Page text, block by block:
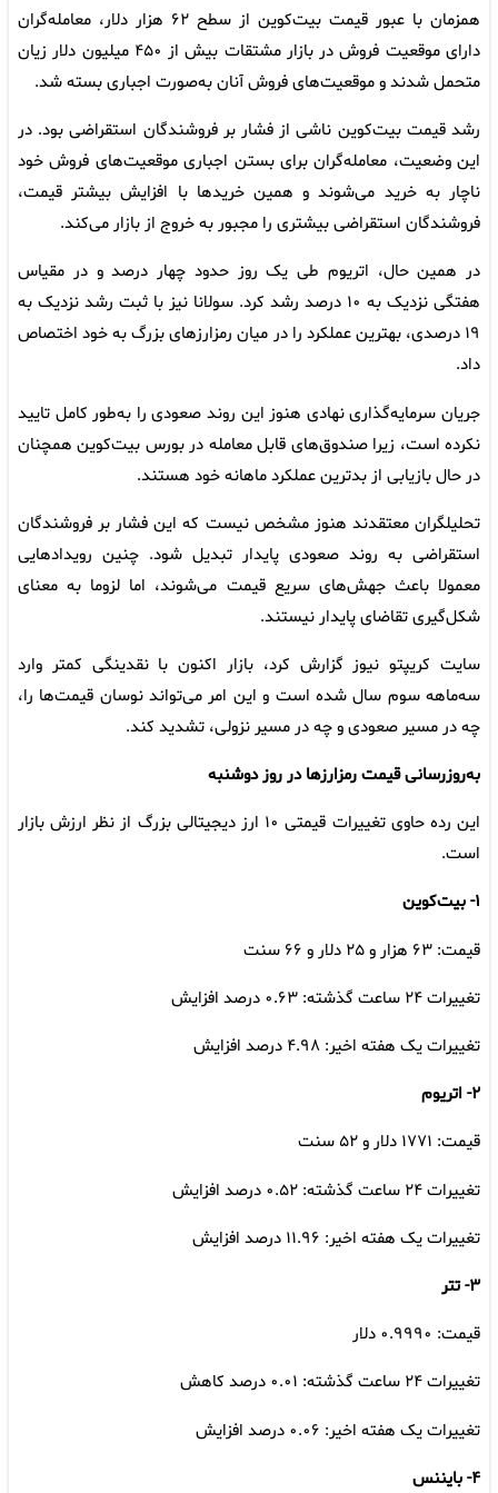
همزمان با عبور قیمت بیت‌کوین از سطح ۶۲ هزار دلار، معامله‌گران
دارای موقعیت فروش در بازار مشتقات بیش از ۴۵۰ میلیون دلار زیان
متحمل شدند و موقعیت‌های فروش آنان به‌صورت اجباری بسته شد.
رشد قیمت بیت‌کوین ناشی از فشار بر فروشندگان استقراضی بود. در
این وضعیت، معامله‌گران برای بستن اجباری موقعیت‌های فروش خود
ناچار به خرید می‌شوند و همین خریدها با افزایش بیشتر قیمت،
فروشندگان استقراضی بیشتری را مجبور به خروج از بازار می‌کند.
در همین حال، اتریوم طی یک روز حدود چهار درصد و در مقیاس
هفتگی نزدیک به ۱۰ درصد رشد کرد. سولانا نیز با ثبت رشد نزدیک به
۱۹ درصدی، بهترین عملکرد را در میان رمزارزهای بزرگ به خود اختصاص
داد.
جریان سرمایه‌گذاری نهادی هنوز این روند صعودی را به‌طور کامل تایید
نکرده است، زیرا صندوق‌های قابل معامله در بورس بیت‌کوین همچنان
در حال بازیابی از بدترین عملکرد ماهانه خود هستند.
تحلیلگران معتقدند هنوز مشخص نیست که این فشار بر فروشندگان
استقراضی به روند صعودی پایدار تبدیل شود. چنین رویدادهایی
معمولا باعث جهش‌های سریع قیمت می‌شوند، اما لزوما به معنای
شکل‌گیری تقاضای پایدار نیستند.
سایت کریپتو نیوز گزارش کرد، بازار اکنون با نقدینگی کمتر وارد
سه‌ماهه سوم سال شده است و این امر می‌تواند نوسان قیمت‌ها را،
چه در مسیر صعودی و چه در مسیر نزولی، تشدید کند.
به‌روزرسانی قیمت رمزارزها در روز دوشنبه
این رده حاوی تغییرات قیمتی ۱۰ ارز دیجیتالی بزرگ از نظر ارزش بازار
است.
۱- بیت‌کوین
قیمت: ۶۳ هزار و ۲۵ دلار و ۶۶ سنت
تغییرات ۲۴ ساعت گذشته: ۰.۶۳ درصد افزایش
تغییرات یک هفته اخیر: ۴.۹۸ درصد افزایش
۲- اتریوم
قیمت: ۱۷۷۱ دلار و ۵۲ سنت
تغییرات ۲۴ ساعت گذشته: ۰.۵۲ درصد افزایش
تغییرات یک هفته اخیر: ۱۱.۹۶ درصد افزایش
۳- تتر
قیمت: ۰.۹۹۹۰ دلار
تغییرات ۲۴ ساعت گذشته: ۰.۰۱ درصد کاهش
تغییرات یک هفته اخیر: ۰.۰۶ درصد افزایش
۴- بایننس‌